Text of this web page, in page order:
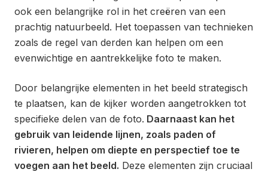
ook een belangrijke rol in het creëren van een
prachtig natuurbeeld. Het toepassen van technieken
zoals de regel van derden kan helpen om een
evenwichtige en aantrekkelijke foto te maken.
Door belangrijke elementen in het beeld strategisch
te plaatsen, kan de kijker worden aangetrokken tot
specifieke delen van de foto. Daarnaast kan het
gebruik van leidende lijnen, zoals paden of
rivieren, helpen om diepte en perspectief toe te
voegen aan het beeld. Deze elementen zijn cruciaal